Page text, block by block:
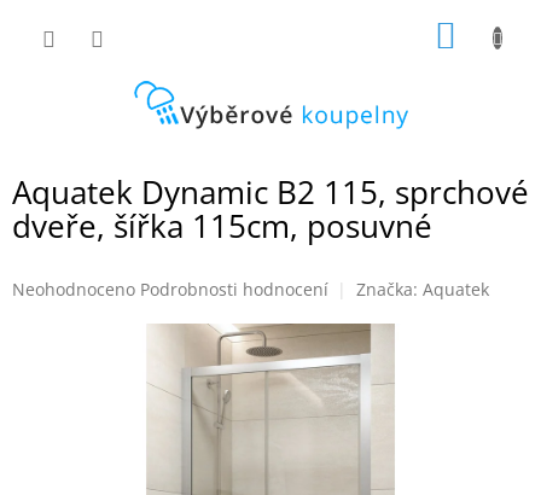
Aquatek Dynamic B2 115, sprchové
dveře, šířka 115cm, posuvné
Průměrné
Neohodnoceno Podrobnosti hodnocení Značka: Aquatek